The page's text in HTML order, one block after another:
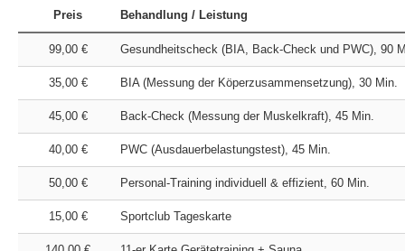
MOBY
ÜBER UNS
Preis Behandlung / Leistung
99,00 € Gesundheitscheck (BIA, Back-Check und PWC), 90
35,00 € BIA (Messung der Köperzusammensetzung), 30 Min.
45,00 € Back-Check (Messung der Muskelkraft), 45 Min.
40,00 € PWC (Ausdauerbelastungstest), 45 Min.
50,00 € Personal-Training individuell & effizient, 60 Min.
15,00 € Sportclub Tageskarte